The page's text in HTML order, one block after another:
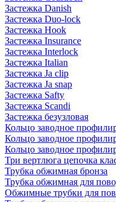
Застежка Danish
Застежка Duo-lock
Застежка Hook
Застежка Insurance
Застежка Interlock
Застежка Italian
Застежка Ja clip
Застежка Ja snap
Застежка Safty
Застежка Scandi
Застежка безузловая
Кольцо заводное
Кольцо заводное
Кольцо заводное
Три вертлюга цепочка
Трубка обжимная бронза
Трубка обжимная для
Обжимные трубки для